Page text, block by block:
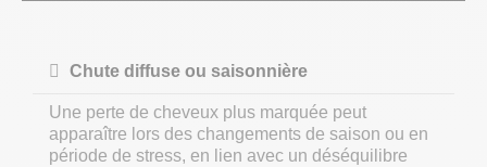
Chute diffuse ou saisonnière
Une perte de cheveux plus marquée peut
apparaître lors des changements de saison ou en
période de stress, en lien avec un déséquilibre